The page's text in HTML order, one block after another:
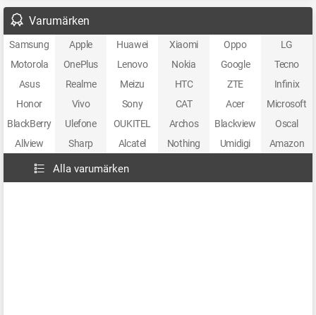
Varumärken
Samsung Apple Huawei Xiaomi Oppo
LG
Motorola
OnePlus Lenovo Nokia Google
Tecno
Asus
Realme Meizu HTC ZTE
Infinix
Honor
Vivo Sony CAT Acer
Microsoft
BlackBerry
Ulefone OUKITEL Archos Blackview
Oscal
Allview
Sharp Alcatel Nothing Umidigi Amazon
Alla varumärken